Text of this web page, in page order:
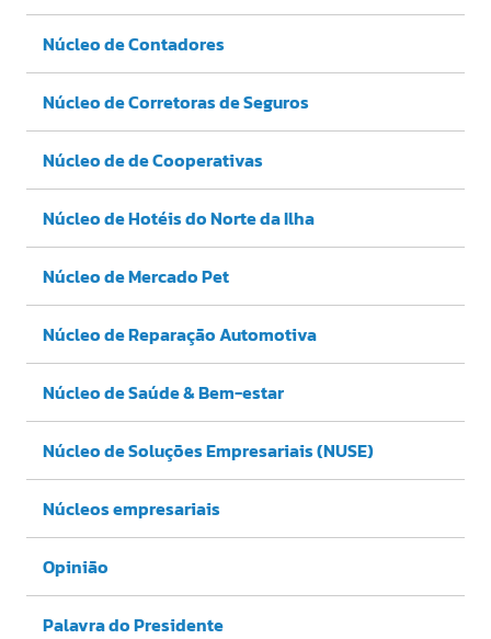
Núcleo de Contadores
Núcleo de Corretoras de Seguros
Núcleo de de Cooperativas
Núcleo de Hotéis do Norte da Ilha
Núcleo de Mercado Pet
Núcleo de Reparação Automotiva
Núcleo de Saúde & Bem-estar
Núcleo de Soluções Empresariais (NUSE)
Núcleos empresariais
Opinião
Palavra do Presidente